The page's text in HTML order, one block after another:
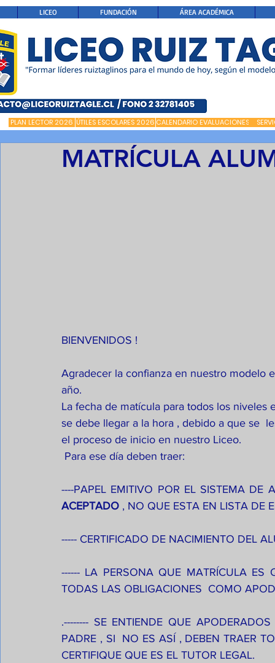
LICEO FUNDACIÓN ÁREA ACADÉMICA
PLAN LECTOR 2026 ÚTILES ESCOLARES 2026 CALENDARIO EVALUACIONES
MATRÍCULA
BIENVENIDOS !
Agradecer la confianza en nuestro modelo
año.
La fecha de matícula para todos los niveles
se debe llegar a la hora , debido a que se
el proceso de inicio en nuestro Liceo.
Para ese día deben traer:
ACEPTADO , NO QUE ESTA EN LISTA DE
----- CERTIFICADO DE NACIMIENTO DEL
------ LA PERSONA QUE MATRÍCULA ES
TODAS LAS OBLIGACIONES  COMO
.-------- SE ENTIENDE QUE
PADRE , SI  NO ES ASÍ , DEBEN TRAER
CERTIFIQUE QUE ES EL TUTOR LEGAL.